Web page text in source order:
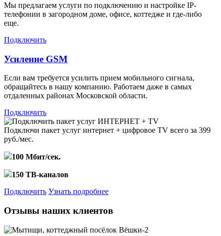
Мы предлагаем услуги по подключению и настройке IP-
телефонии в загородном доме, офисе, коттедже и где-либо
еще.
Подключить
Усиление GSM
Если вам требуется усилить прием мобильного сигнала,
обращайтесь в нашу компанию. Работаем даже в самых
отдаленных районах Московской области.
Подключить
Подключи пакет услуг интернет + цифровое TV всего за 399
руб./мес.
100 Мбит/сек.
150 ТВ-каналов
Подключить Узнать подробнее
Отзывы наших клиентов